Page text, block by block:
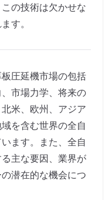
の技術は欠かせな
す。
圧延機市場の包括
市場力学、将来の
米、欧州、アジア
を含む世界の全自
ます。また、全自
主な要因、業界が
潜在的な機会につ